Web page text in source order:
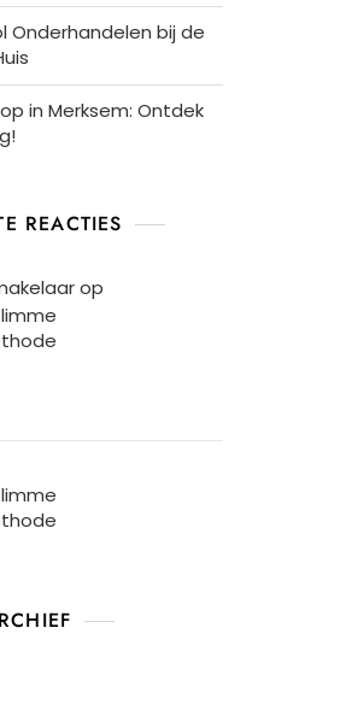
Onderhandelen bij de
in Merksem: Ontdek
REACTIES
op